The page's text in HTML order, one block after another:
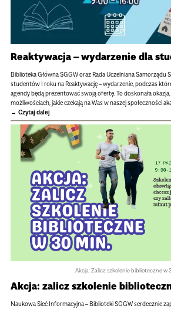
Reaktywacja – wydarzenie dla
Biblioteka Główna SGGW oraz Rada Uczelniana Samorządu
studentów I roku na Reaktywację – wydarzenie, podczas
agendy będą prezentować swoją ofertę. To doskonała
możliwościach, jakie czekają na Was w naszej społeczności
Czytaj dalej
Akcja: Zalicz szkolenie biblioteczne w
Akcja: zalicz szkolenie
Naukowa Sieć Informacyjna – Biblioteki SGGW serdecznie